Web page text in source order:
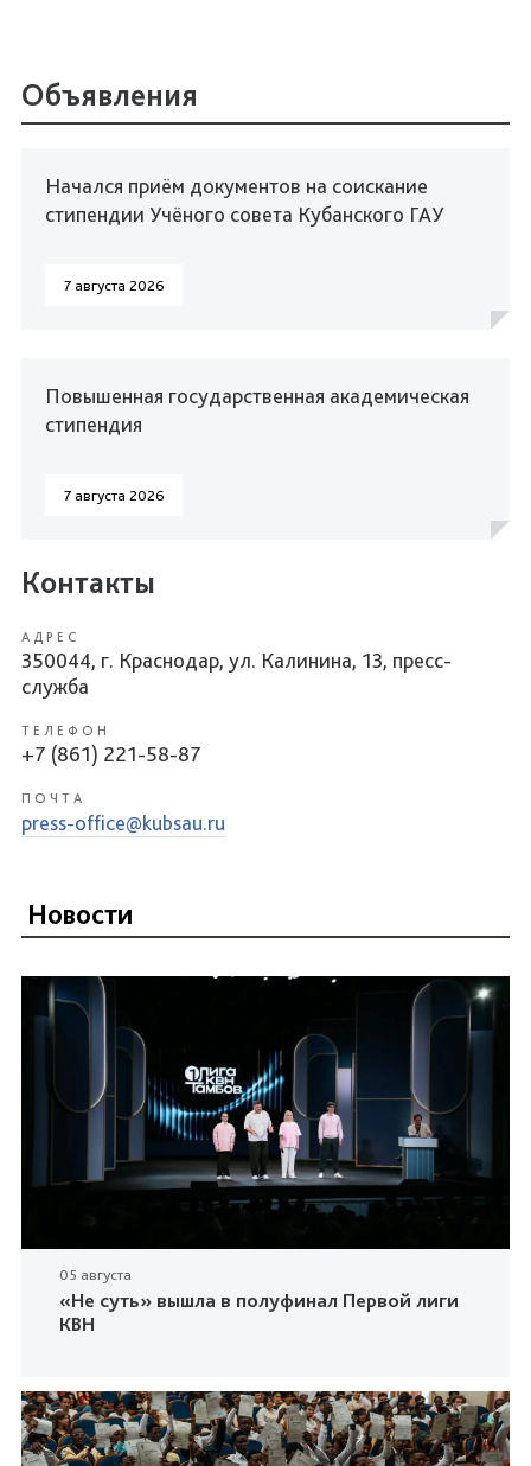
Объявления
Начался приём документов на соискание
стипендии Учёного совета Кубанского ГАУ
7 августа 2026
Повышенная государственная академическая
стипендия
7 августа 2026
Контакты
АДРЕС
350044, г. Краснодар, ул. Калинина, 13, пресс-
служба
ТЕЛЕФОН
+7 (861) 221-58-87
ПОЧТА
press-office@kubsau.ru
Новости
05 августа
«Не суть» вышла в полуфинал Первой лиги
КВН